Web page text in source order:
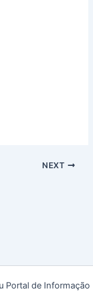
NEXT
Portal de Informação